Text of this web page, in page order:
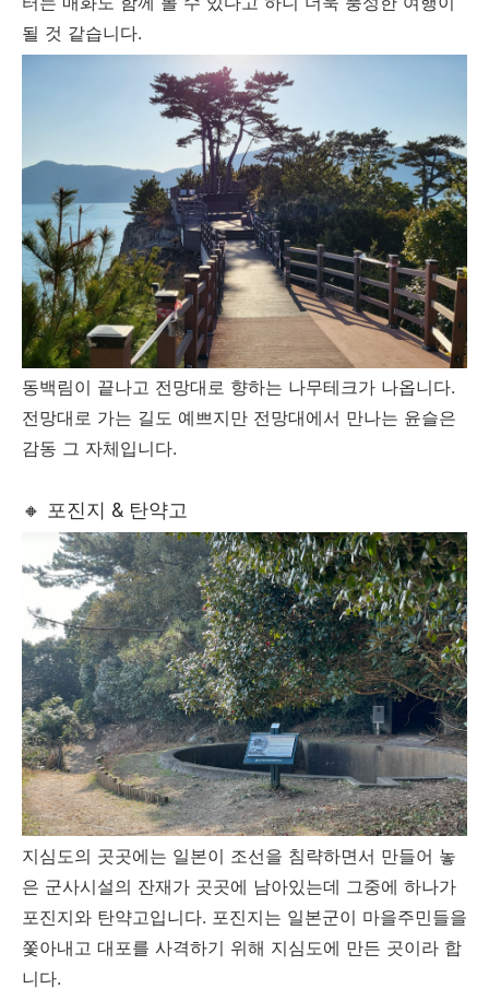
될 것 같습니다.
동백림이 끝나고 전망대로 향하는 나무테크가 나옵니다.
전망대로 가는 길도 예쁘지만 전망대에서 만나는 윤슬은
감동 그 자체입니다.
🔸 포진지 & 탄약고
지심도의 곳곳에는 일본이 조선을 침략하면서 만들어 놓
은 군사시설의 잔재가 곳곳에 남아있는데 그중에 하나가
포진지와 탄약고입니다. 포진지는 일본군이 마을주민들을
쫓아내고 대포를 사격하기 위해 지심도에 만든 곳이라 합
니다.